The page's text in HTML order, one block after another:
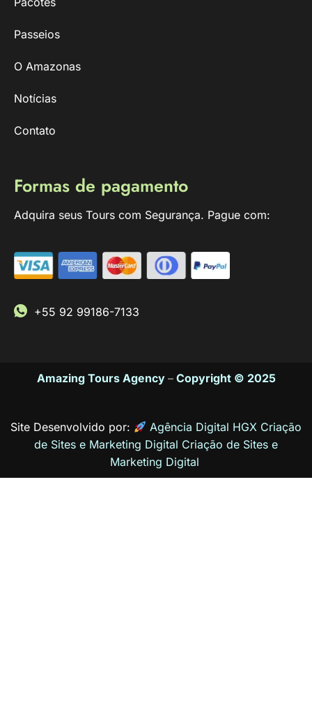
Passeios
O Amazonas
Notícias
Contato
Formas de pagamento
Adquira seus Tours com Segurança. Pague com:
+55 92 99186-7133
Amazing Tours Agency– Copyright © 2025
Site Desenvolvido por:
Agência Digital HGX Criação
de Sites e Marketing Digital Criação de Sites e
Marketing Digital